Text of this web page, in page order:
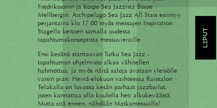
LIPUT
Fredrikssonin ja Korpo Sea Jazzista Bosse
Mellbergin. Archipelago Sea Jazz All Stars esiintyy
perjantaina klo 17.00 myös messujen Inspiration
Stagella kertoen samalla uudesta
tapahtumakonseptista messuvieraille.
Ensi kesänä starttaavan Turku Sea Jazz -
tapahtuman ohjelmisto alkaa vähitellen
hahmottua, ja myös näitä saloja avataan yleisölle
varsin pian. Heinä-elokuun vaihteessa Ruissalon
Telakalla on luvassa kesän parhaat jazzbailut,
joten kannattaa olla kuulolla heti alkukeväästä.
Mutta sitä ennen, nähdään Matkamessuilla!